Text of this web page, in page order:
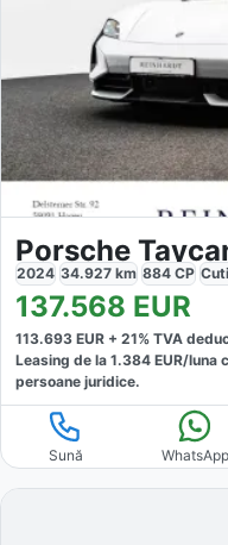
Porsche
2024 34.927 km 884 CP
137.568 EUR
113.693 EUR + 21% TVA
Leasing de la 1.384 EUR/luna
persoane juridice.
Sună WhatsApp